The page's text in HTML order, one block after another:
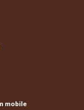
mobile